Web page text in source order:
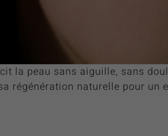
la peau sans aiguille, sans
régénération naturelle pour